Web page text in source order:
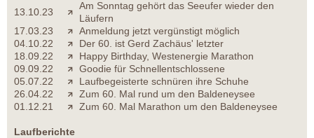
13.10.23
Am Sonntag gehört das Seeufer wieder den
Läufern
17.03.23
Anmeldung jetzt vergünstigt möglich
04.10.22
Der 60. ist Gerd Zachäus' letzter
18.09.22
Happy Birthday, Westenergie Marathon
09.09.22
Goodie für Schnellentschlossene
05.07.22
Laufbegeisterte schnüren ihre Schuhe
26.04.22
Zum 60. Mal rund um den Baldeneysee
01.12.21
Zum 60. Mal Marathon um den Baldeneysee
Laufberichte